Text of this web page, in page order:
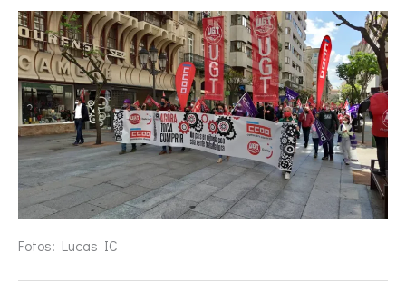
Fotos: Lucas IC